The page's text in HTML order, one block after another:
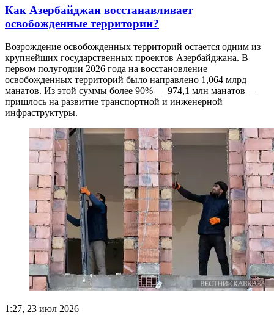
Как Азербайджан восстанавливает
освобожденные территории?
Возрождение освобожденных территорий остается одним из
крупнейших государственных проектов Азербайджана. В
первом полугодии 2026 года на восстановление
освобожденных территорий было направлено 1,064 млрд
манатов. Из этой суммы более 90% — 974,1 млн манатов —
пришлось на развитие транспортной и инженерной
инфраструктуры.
1:27, 23 июл 2026